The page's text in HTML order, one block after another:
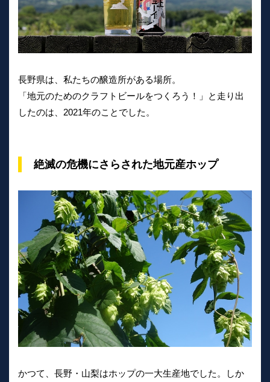
長野県は、私たちの醸造所がある場所。
「地元のためのクラフトビールをつくろう！」と走り出
したのは、2021年のことでした。
絶滅の危機にさらされた地元産ホップ
かつて、長野・山梨はホップの一大生産地でした。しか